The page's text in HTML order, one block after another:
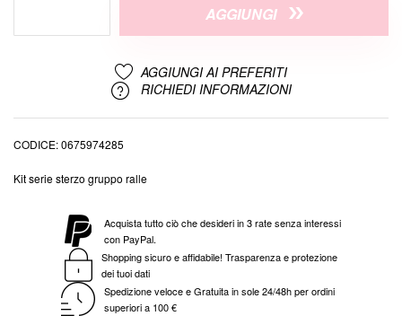
AGGIUNGI
AGGIUNGI AI PREFERITI
RICHIEDI INFORMAZIONI
CODICE 0675974285
Kit serie sterzo gruppo ralle
Acquista tutto ciò che desideri in 3 rate senza interessi
con PayPal.
Shopping sicuro e affidabile! Trasparenza e protezione
dei tuoi dati
Spedizione veloce e Gratuita in sole 24/48h per ordini
superiori a 100 €